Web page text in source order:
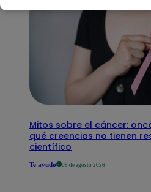
Mitos sobre el cáncer:
qué creencias no tienen
científico
Te ayudo 08 de agosto 2026